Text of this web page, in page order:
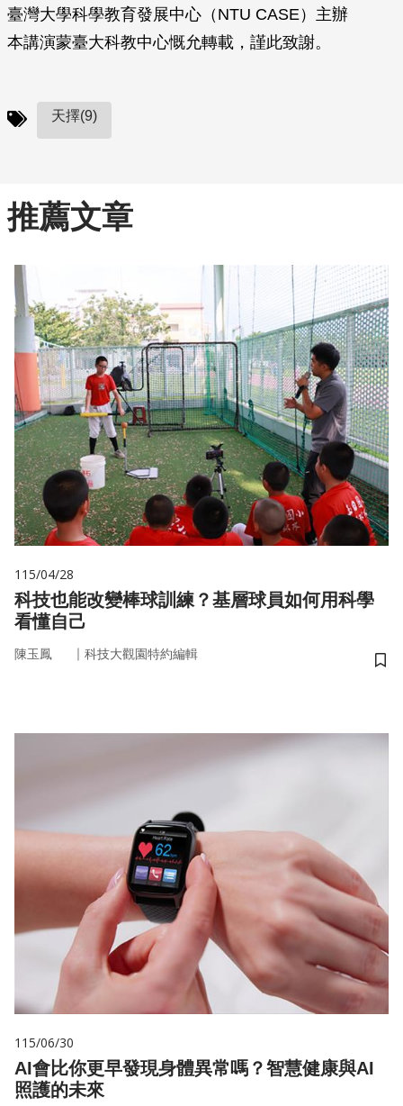
臺灣大學科學教育發展中心（NTU CASE）主辦
本講演蒙臺大科教中心慨允轉載，謹此致謝。
天擇(9)
推薦文章
115/04/28
科技也能改變棒球訓練？基層球員如何用科學
看懂自己
陳玉鳳 ｜ 科技大觀園特約編輯
儲
115/06/30
AI會比你更早發現身體異常嗎？智慧健康與AI
照護的未來